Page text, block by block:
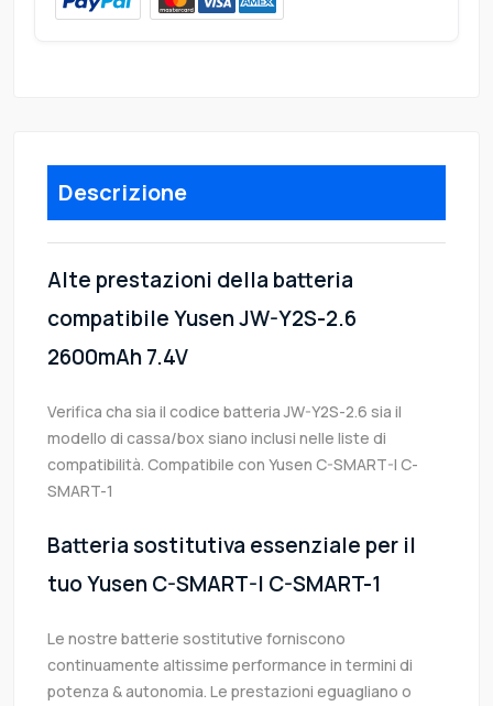
Descrizione
Alte prestazioni della batteria
compatibile Yusen JW-Y2S-2.6
2600mAh 7.4V
Verifica cha sia il codice batteria JW-Y2S-2.6 sia il
modello di cassa/box siano inclusi nelle liste di
compatibilità. Compatibile con Yusen C-SMART-I C-
SMART-1
Batteria sostitutiva essenziale per il
tuo Yusen C-SMART-I C-SMART-1
Le nostre batterie sostitutive forniscono
continuamente altissime performance in termini di
potenza & autonomia. Le prestazioni eguagliano o